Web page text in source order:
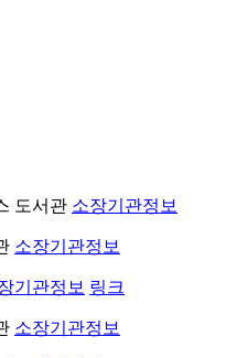
도서관 소장기관정보
소장기관정보
기관정보 링크
소장기관정보